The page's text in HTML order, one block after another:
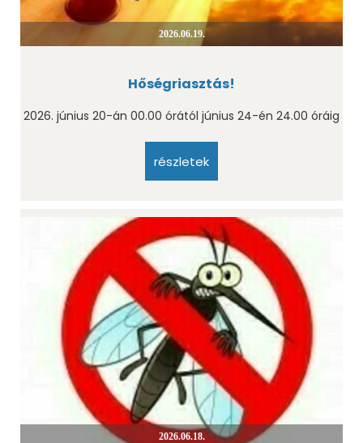
2026.06.19.
Hőségriasztás!
2026. június 20-án 00.00 órától június 24-én 24.00 óráig
részletek
2026.06.18.